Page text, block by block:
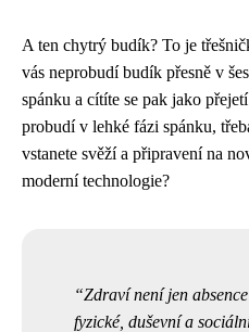
A ten chytrý budík? To je
vás neprobudí budík přesně v
spánku a cítíte se pak jako
probudí v lehké fázi spánku,
vstanete svěží a připravení na
moderní technologie?
Zdraví není jen
fyzické, duševní a